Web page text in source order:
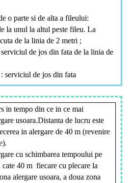
o parte si de alta a fileului:
la unul la altul peste fileu. La
de la linia de 2 metri ;
de jos din fata de la linia de
serviciul de jos din fata
in tempo din ce in ce mai
usoara.Distanta de lucru este
in alergare de 40 m (revenire
cu schimbarea tempoului pe
40 m fiecare cu plecare la
alergare usoara, a doua zona